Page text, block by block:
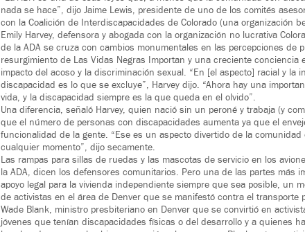
nada se hace”, dijo Jaime Lewis, presidente de uno de los comités
con la Coalición de Interdiscapacidades de Colorado (una organización
Emily Harvey, defensora y abogada con la organización no lucrativa
de la ADA se cruza con cambios monumentales en las percepciones de
resurgimiento de Las Vidas Negras Importan y una creciente conciencia
impacto del acoso y la discriminación sexual. “En [el aspecto] racial y la
discapacidad es lo que se excluye”, Harvey dijo. “Ahora hay una
vida, y la discapacidad siempre es la que queda en el olvido”.
Una diferencia, señaló Harvey, quien nació sin un peroné y trabaja (y
que el número de personas con discapacidades aumenta ya que el
funcionalidad de la gente. “Ese es un aspecto divertido de la
cualquier momento”, dijo secamente.
Las rampas para sillas de ruedas y las mascotas de servicio en los
la ADA, dicen los defensores comunitarios. Pero una de las partes más
apoyo legal para la vivienda independiente siempre que sea posible, un
de activistas en el área de Denver que se manifestó contra el transporte
Wade Blank, ministro presbiteriano en Denver que se convirtió en
jóvenes que tenían discapacidades físicas o del desarrollo y a quienes